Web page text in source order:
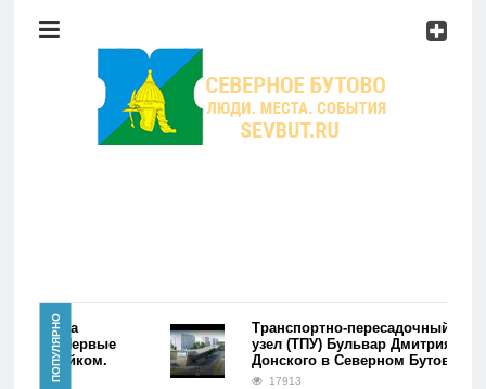
Район
Мероприятия
Главная
Новости
ПОПУЛЯРНО
района
Первые
фэйком.
Транспортно-пересадочный
узел (ТПУ) Бульвар Дмитрия
Донского в Северном Бутово
17913